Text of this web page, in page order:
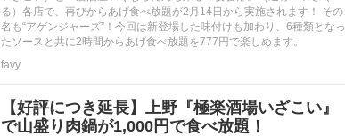
る）各店で、再びからあげ食べ放題が2月14日から実施されます！ その
名も“アゲンジャーズ”！今回は新登場した味付けも加わり、6種類となっ
たソースと共に2時間からあげ食べ放題を777円で楽しめます。
favy
【好評につき延長】上野『極楽酒場いざこい』
で山盛り肉鍋が1,000円で食べ放題！